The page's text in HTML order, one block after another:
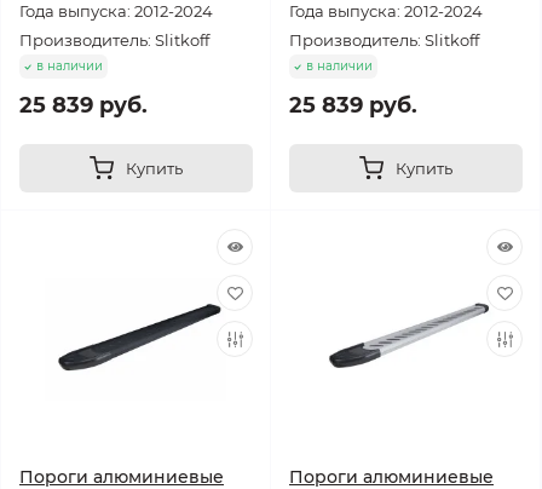
Года выпуска: 2012-2024
Производитель: Slitkoff
в наличии
25 839 руб.
Купить
Года выпуска: 2012-2024
Производитель: Slitkoff
в наличии
25 839 руб.
Купить
Пороги алюминиевые
Пороги алюминиевые